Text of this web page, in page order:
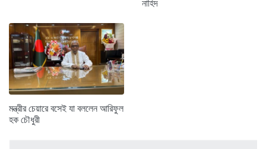
নাহিদ
মন্ত্রীর চেয়ারে বসেই যা বললেন আরিফুল
হক চৌধুরী